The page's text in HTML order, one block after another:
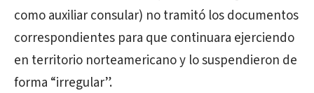
como auxiliar consular) no tramitó los documentos
correspondientes para que continuara ejerciendo
en territorio norteamericano y lo suspendieron de
forma “irregular”.